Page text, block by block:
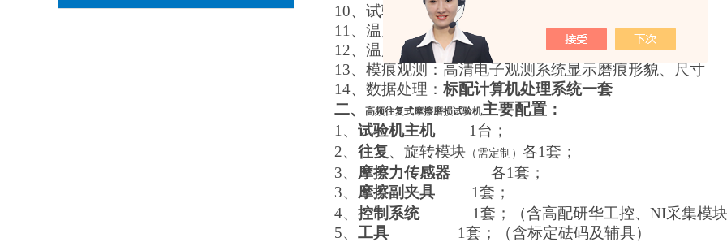
10、试验温度：室温-
11、温度测量方式：热电偶
12、温度测量精度：±2℃
13、模痕观测：高清电子观测系统显示磨痕形貌、尺寸
14、数据处理： 标配计算机处理系统一套
二、
高频往复式摩擦磨损试验机主要配置 ：
1 、 试验机主机 1 台 ；
2、 往复、旋转模块 （需定制） 各1套；
3、 摩擦力传感器 各1套 ；
3、 摩擦副夹具 1套 ；
4、 控制系统
1套；（含高配研华工控、NI采集模块
5、 工具 1套；（含标定砝码及辅具）